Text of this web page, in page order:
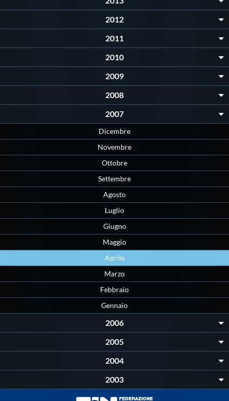
2012
2011
2010
2009
2008
2007
Dicembre
Novembre
Ottobre
Settembre
Agosto
Luglio
Giugno
Maggio
Aprile
Marzo
Febbraio
Gennaio
2006
2005
2004
2003